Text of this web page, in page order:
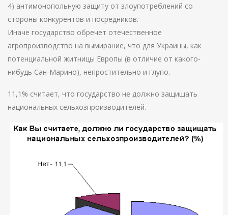
4) антимонопольную защиту от злоупотреблений со
стороны конкурентов и посредников.
Иначе государство обречет отечественное
агропроизводство на вымирание, что для Украины, как
потенциальной житницы Европы (в отличие от какого-
нибудь Сан-Марино), непростительно и глупо.
11,1% считает, что государство не должно защищать
национальных сельхозпроизводителей.